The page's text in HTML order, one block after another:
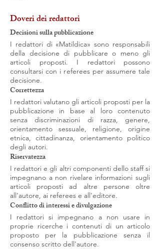
Doveri dei redattori
Decisioni sulla pubblicazione
I redattori di «Matildica» sono responsabili
della decisione di pubblicare o meno gli
articoli proposti. I redattori possono
consultarsi con i referees per assumere tale
decisione.
Correttezza
I redattori valutano gli articoli proposti per la
pubblicazione in base al loro contenuto
senza discriminazioni di razza, genere,
orientamento sessuale, religione, origine
etnica, cittadinanza, orientamento politico
degli autori.
Riservatezza
I redattori e gli altri componenti dello staff si
impegnano a non rivelare informazioni sugli
articoli proposti ad altre persone oltre
all'autore, ai referees e all'editore.
Conflitto di interessi e divulgazione
I redattori si impegnano a non usare in
proprie ricerche i contenuti di un articolo
proposto per la pubblicazione senza il
consenso scritto dell'autore.